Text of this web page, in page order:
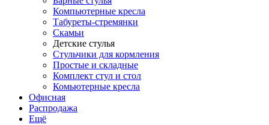
Компьютерные кресла
Табуреты-стремянки
Скамьи
Детские стулья
Стульчики для кормления
Простые и складные
Комплект стул и стол
Комьютерные кресла
Офисная
Распродажа
Eщё